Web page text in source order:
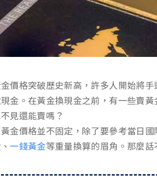
價格突破歷史新高，許多人開始將
金。在黃金換現金之前，有一些賣黃
見還能賣嗎？
金價格並不固定，除了要參考當日
一錢黃金等重量換算的眉角。那麼